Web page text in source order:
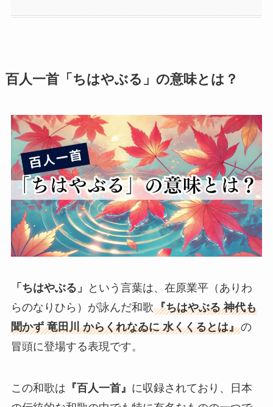
百人一首「ちはやぶる」の意味とは？
「ちはやぶる」
という言葉は、在原業平（ありわ
らのなりひら）が詠んだ和歌『ちはやぶる 神代も
聞かず 竜田川 からくれなゐに 水くくるとは』の
冒頭に登場する表現です。
この和歌は 『百人一首』 に収録されており、日本